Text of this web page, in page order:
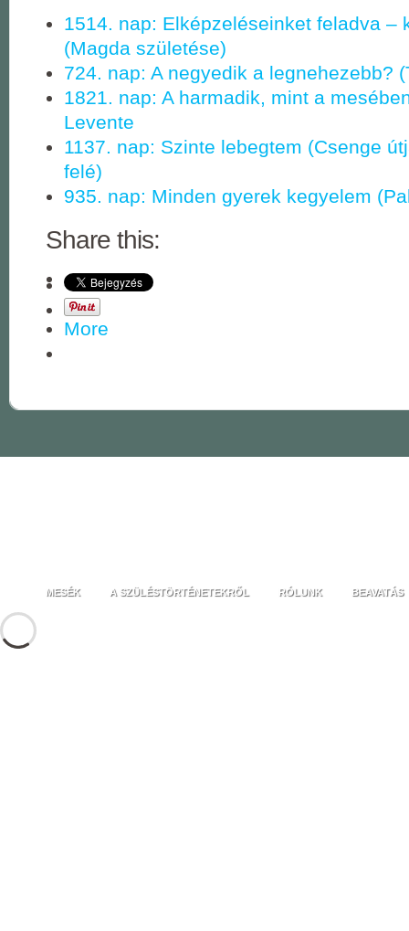
1514. nap: Elképzeléseinket feladva –
(Magda születése)
724. nap: A negyedik a legnehezebb?
1821. nap: A harmadik, mint a
Levente
1137. nap: Szinte lebegtem (Csenge
felé)
935. nap: Minden gyerek kegyelem
Share this:
More
MESÉK A SZÜLÉSTÖRTÉNETEKRŐL RÓLUNK BEAVATÁS